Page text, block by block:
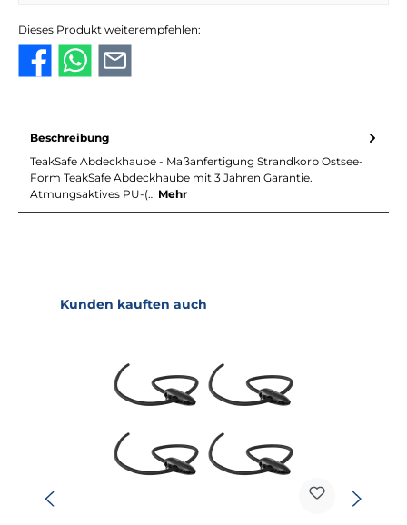
Dieses Produkt weiterempfehlen:
Beschreibung
TeakSafe Abdeckhaube - Maßanfertigung Strandkorb Ostsee-
Form TeakSafe Abdeckhaube mit 3 Jahren Garantie.
Atmungsaktives PU-(… Mehr
Produktgalerie überspringen
Kunden kauften auch